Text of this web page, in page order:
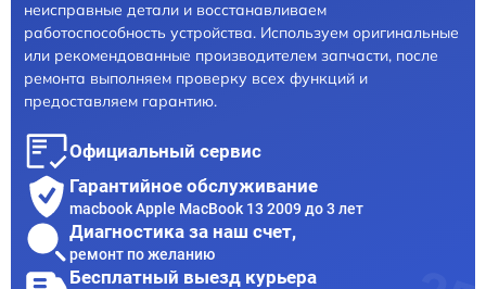
неисправные детали и восстанавливаем
работоспособность устройства. Используем оригинальные
или рекомендованные производителем запчасти, после
ремонта выполняем проверку всех функций и
предоставляем гарантию.
Официальный сервис
Гарантийное обслуживание
macbook Apple MacBook 13 2009 до 3 лет
Диагностика за наш счет,
ремонт по желанию
Бесплатный выезд курьера